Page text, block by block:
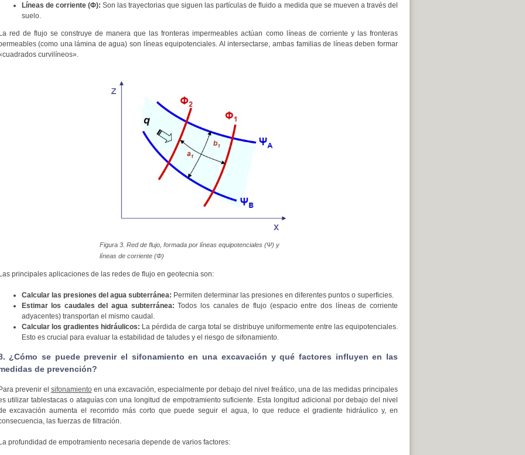
Líneas de corriente (Φ): Son las trayectorias que siguen las partículas de fluido a medida que se mueven a través del
suelo.
La red de flujo se construye de manera que las fronteras impermeables actúan como líneas de corriente y las fronteras
(como una lámina de agua) son líneas equipotenciales. Al intersectarse, ambas familias de líneas deben formar
curvilíneos».
Figura 3. Red de flujo, formada por líneas equipotenciales (Ψ) y
líneas de corriente (Φ)
Las principales aplicaciones de las redes de flujo en geotecnia son:
Calcular las presiones del agua subterránea: Permiten determinar las presiones en diferentes puntos o superficies.
Estimar los caudales del agua subterránea: Todos los canales de flujo (espacio entre dos líneas de corriente
adyacentes) transportan el mismo caudal.
Calcular los gradientes hidráulicos: La pérdida de carga total se distribuye uniformemente entre las equipotenciales.
Esto es crucial para evaluar la estabilidad de taludes y el riesgo de sifonamiento.
¿Cómo se puede prevenir el sifonamiento en una excavación y qué factores influyen en las
de prevención?
prevenir el sifonamientoen una excavación, especialmente por debajo del nivel freático, una de las medidas principales
utilizar tablestacas o ataguías con una longitud de empotramiento suficiente. Esta longitud adicional por debajo del nivel
excavación aumenta el recorrido más corto que puede seguir el agua, lo que reduce el gradiente hidráulico y, en
las fuerzas de filtración.
profundidad de empotramiento necesaria depende de varios factores: